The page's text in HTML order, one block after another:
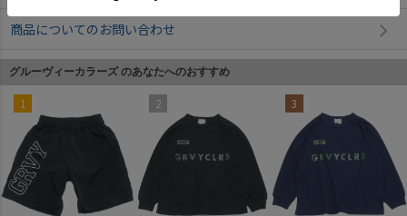
商品についてのお問い合わせ
グルーヴィーカラーズ のあなたへのおすすめ
1 2 3